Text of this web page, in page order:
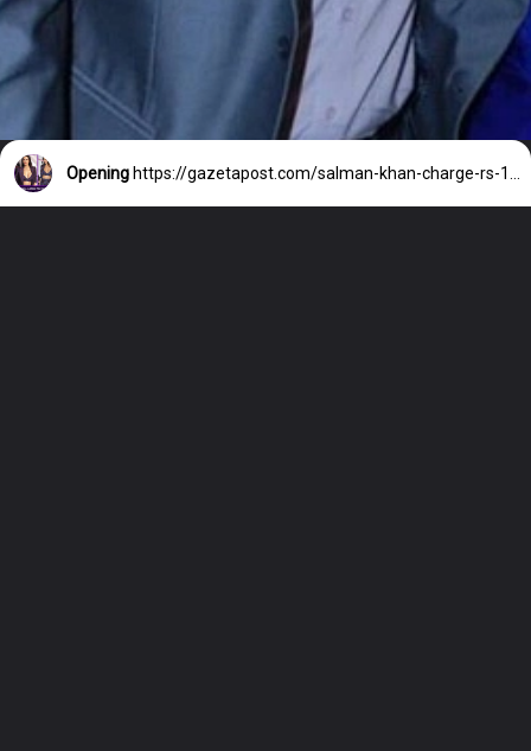
Opening https://gazetapost.com/salman-khan-charge-rs-1000-crore-for-hosting-bigg-boss-16/57822/